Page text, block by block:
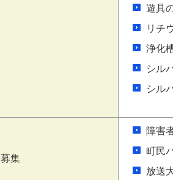
遊具
リチ
浄化
シル
シル
募集
障害
町民
放送